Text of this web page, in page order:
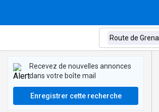
Recevez de nouvelles annonces
dans votre boîte mail
Enregistrer cette recherche